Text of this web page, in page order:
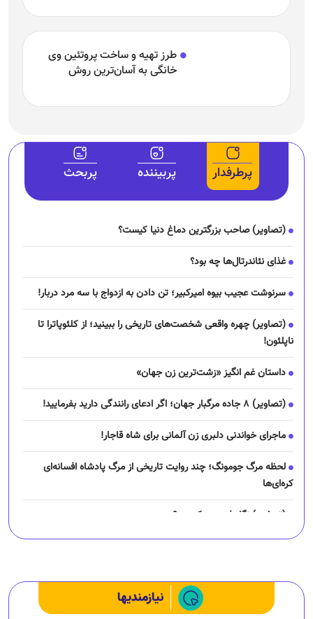
(تصاویر) صاحب بزرگترین دماغ دنیا کیست؟
غذای نئاندرتال‌ها چه بود؟
(تصاویر) چهره واقعی شخصت‌های تاریخی را ببینید؛ از کلئوپاترا تا
ناپلئون!
داستان غم انگیز «زشت‌ترین زن جهان»
(تصاویر) ۸ جاده مرگبار جهان؛ اگر ادعای رانندگی دارید بفرمایید!
ماجرای خواندنی دلبری زن آلمانی برای شاه قاجار!
لحظه مرگ جومونگ؛ چند روایت تاریخی از مرگ پادشاه افسانه‌ای
کره‌ای‌ها
(تصاویر) نگار فرهمند کیست؟
چرا رانندگان اسنپ می‌خواهند اعتصاب کنند؟